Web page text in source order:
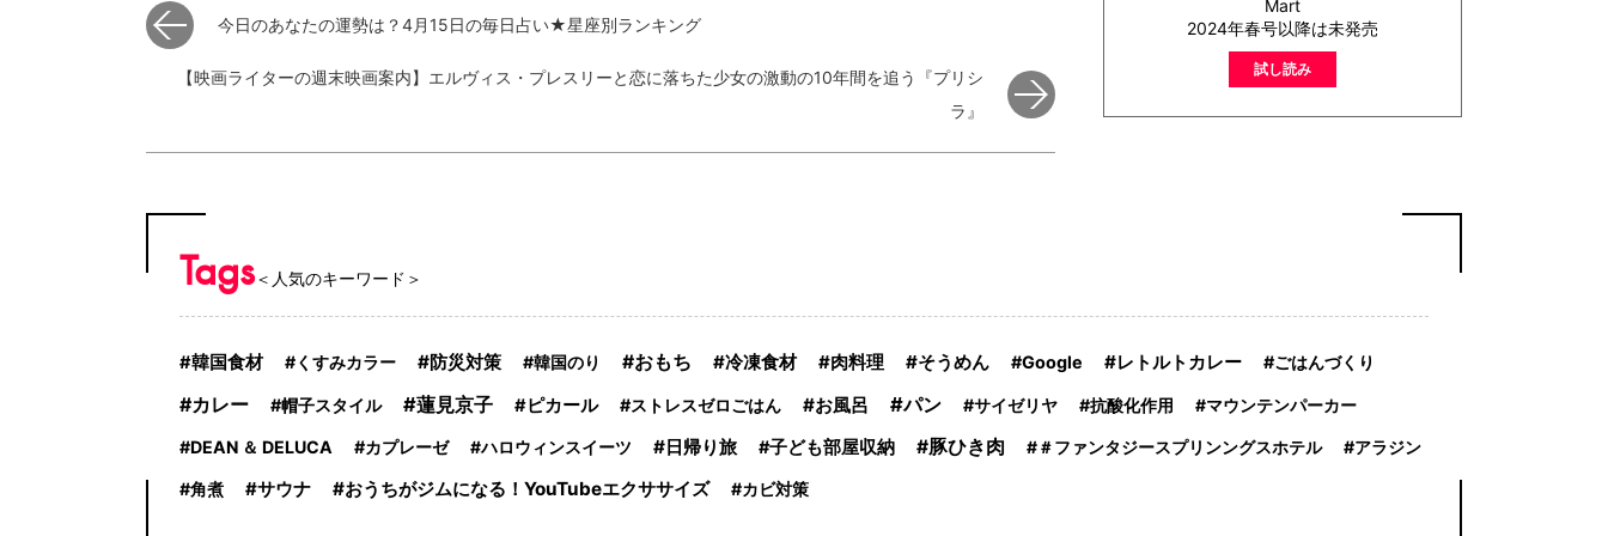
今日のあなたの運勢は？4月15日の毎日占い★星座別ランキング
【映画ライターの週末映画案内】エルヴィス・プレスリーと恋に落ちた少女の激動の10年間を追う『プリシ
ラ』
Mart
2024年春号以降は未発売
試し読み
Tags＜人気のキーワード＞
韓国食材 くすみカラー 防災対策 韓国のり おもち 冷凍食材 肉料理 そうめん Google レトルトカレー ごはんづくり
カレー 帽子スタイル 蓮見京子 ピカール ストレスゼロごはん お風呂 パン サイゼリヤ 抗酸化作用 マウンテンパーカー
DEAN ＆ DELUCA カプレーゼ ハロウィンスイーツ 日帰り旅 子ども部屋収納 豚ひき肉 ＃ファンタジースプリンングスホテル アラジン
角煮 サウナ おうちがジムになる！YouTubeエクササイズ カビ対策